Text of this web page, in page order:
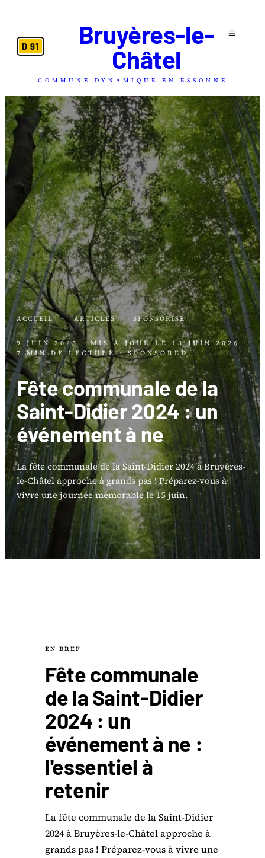
D 91
Bruyères-le-
Châtel
— COMMUNE DYNAMIQUE EN ESSONNE —
ACCUEIL · ARTICLES · SPONSORISÉ
9 JUIN 2025 · MIS À JOUR LE 13 JUIN 2026
·
7 MIN DE LECTURE · SPONSORED
Fête communale de la
Saint-Didier 2024 : un
événement à ne
La fête communale de la Saint-Didier 2024 à Bruyères-
le-Châtel approche à grands pas ! Préparez-vous à
vivre une journée mémorable le 15 juin.
EN BREF
Fête communale
de la Saint-Didier
2024 : un
événement à ne :
l'essentiel à
retenir
La fête communale de la Saint-Didier
2024 à Bruyères-le-Châtel approche à
grands pas ! Préparez-vous à vivre une